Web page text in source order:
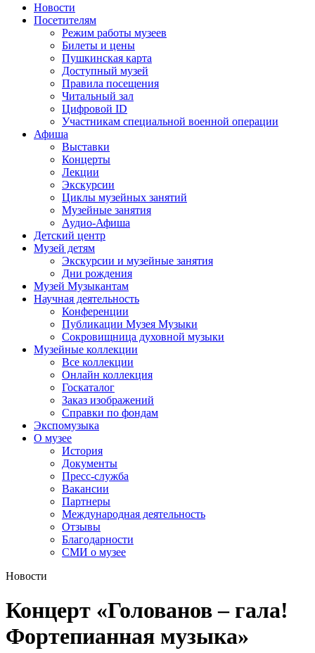
Новости
Посетителям
Режим работы музеев
Билеты и цены
Пушкинская карта
Доступный музей
Правила посещения
Читальный зал
Цифровой ID
Участникам специальной военной операции
Афиша
Выставки
Концерты
Лекции
Экскурсии
Циклы музейных занятий
Музейные занятия
Аудио-Афиша
Детский центр
Музей детям
Экскурсии и музейные занятия
Дни рождения
Музей Музыкантам
Научная деятельность
Конференции
Публикации Музея Музыки
Сокровищница духовной музыки
Музейные коллекции
Все коллекции
Онлайн коллекция
Госкаталог
Заказ изображений
Справки по фондам
Экспомузыка
О музее
История
Документы
Пресс-служба
Вакансии
Партнеры
Международная деятельность
Отзывы
Благодарности
СМИ о музее
Новости
Концерт «Голованов – гала!
Фортепианная музыка»